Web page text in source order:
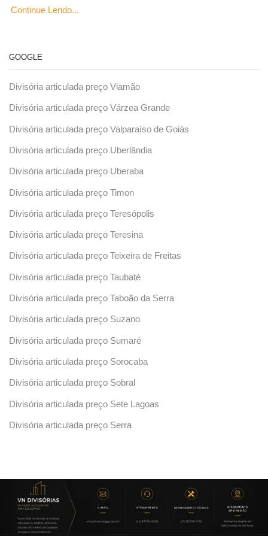
Continue Lendo...
GOOGLE
Divisória articulada preço Viamão
Divisória articulada preço Várzea Grande
Divisória articulada preço Valparaíso de Goiás
Divisória articulada preço Uberlândia
Divisória articulada preço Uberaba
Divisória articulada preço Timon
Divisória articulada preço Teresópolis
Divisória articulada preço Teresina
Divisória articulada preço Teixeira de Freitas
Divisória articulada preço Taubaté
Divisória articulada preço Taboão da Serra
Divisória articulada preço Suzano
Divisória articulada preço Sumaré
Divisória articulada preço Sorocaba
Divisória articulada preço Sobral
Divisória articulada preço Sete Lagoas
Divisória articulada preço Serra